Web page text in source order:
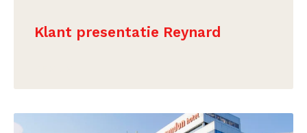
Klant presentatie Reynard